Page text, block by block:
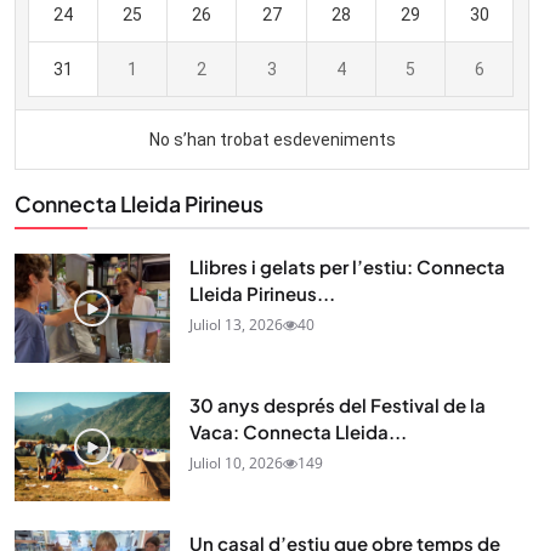
Connecta Lleida Pirineus
Llibres i gelats per l’estiu: Connecta
Lleida Pirineus...
Juliol 13, 2026 40
30 anys després del Festival de la
Vaca: Connecta Lleida...
Juliol 10, 2026 149
Un casal d’estiu que obre temps de